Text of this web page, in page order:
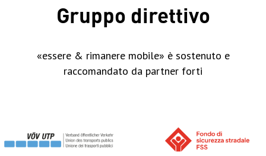
Gruppo direttivo
«essere & rimanere mobile» è sostenuto e
raccomandato da partner forti